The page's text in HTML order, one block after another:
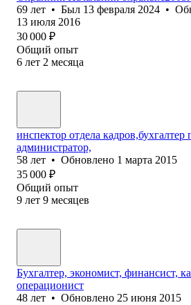
69 лет • Был 13 февраля 2024 •
13 июля 2016
30 000 ₽
Общий опыт
6 лет 2 месяца
инспектор отдела кадров,бухгалтер
администратор,
58 лет • Обновлено 1 марта 2015
35 000 ₽
Общий опыт
9 лет 9 месяцев
Бухгалтер, экономист, финансист,
операционист
48 лет • Обновлено 25 июня 2015